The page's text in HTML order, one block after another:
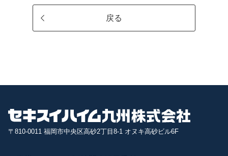
戻る
〒810-0011 福岡市中央区高砂2丁目8-1 オヌキ高砂ビル6F